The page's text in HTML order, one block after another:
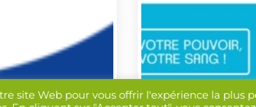
site Web pour vous offrir l'expérience la plus